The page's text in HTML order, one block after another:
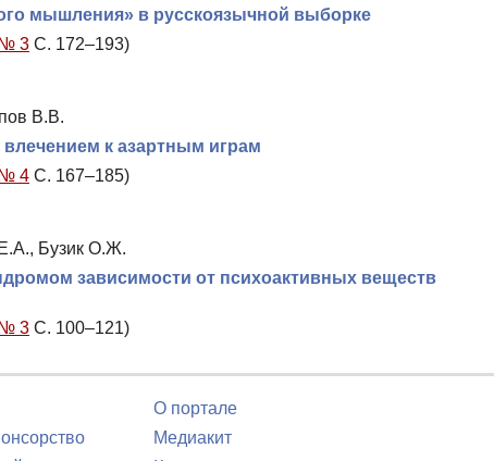
мышления» в русскоязычной выборке
№ 3 С. 172–193)
В.В.
к азартным играм
№ 4 С. 167–185)
Бузик О.Ж.
зависимости от психоактивных веществ
№ 3 С. 100–121)
О портале
Медиакит